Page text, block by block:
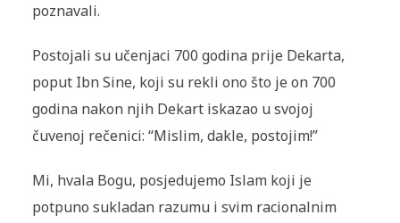
poznavali.
Postojali su učenjaci 700 godina prije Dekarta,
poput Ibn Sine, koji su rekli ono što je on 700
godina nakon njih Dekart iskazao u svojoj
čuvenoj rečenici: “Mislim, dakle, postojim!”
Mi, hvala Bogu, posjedujemo Islam koji je
potpuno sukladan ra­zumu i svim racionalnim